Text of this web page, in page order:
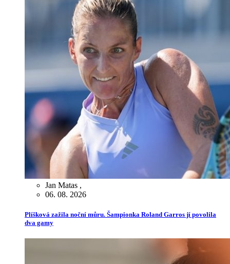
Jan Matas ,
06. 08. 2026
Plíšková zažila noční můru. Šampionka Roland Garros jí povolila
dva gamy